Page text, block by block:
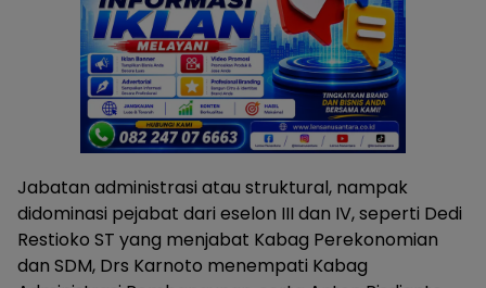
Jabatan administrasi atau struktural, nampak
didominasi pejabat dari eselon III dan IV, seperti Dedi
Restioko ST yang menjabat Kabag Perekonomian
dan SDM, Drs Karnoto menempati Kabag